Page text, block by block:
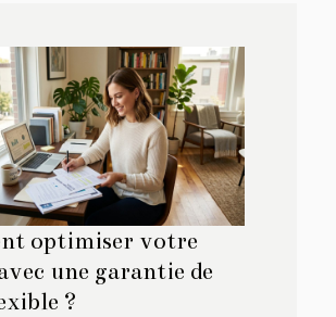
optimiser votre
une garantie de
?